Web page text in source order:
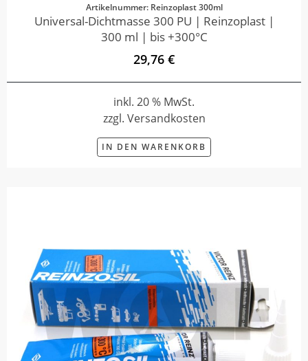
Artikelnummer: Reinzoplast 300ml
Universal-Dichtmasse 300 PU | Reinzoplast |
300 ml | bis +300°C
29,76 €
inkl. 20 % MwSt.
zzgl. Versandkosten
IN DEN WARENKORB